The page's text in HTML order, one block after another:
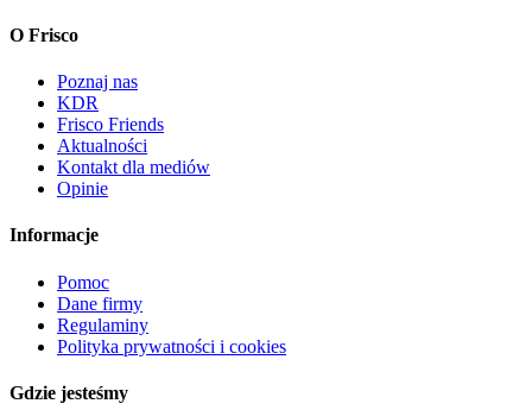
O Frisco
Poznaj nas
KDR
Frisco Friends
Aktualności
Kontakt dla mediów
Opinie
Informacje
Pomoc
Dane firmy
Regulaminy
Polityka prywatności i cookies
Gdzie jesteśmy